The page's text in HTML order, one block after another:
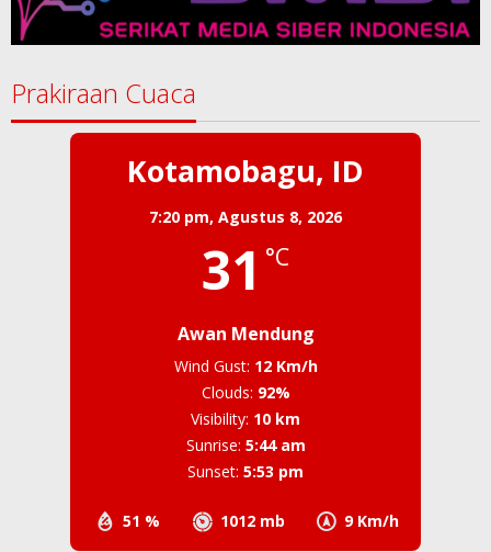
Prakiraan Cuaca
Kotamobagu, ID
7:20 pm, Agustus 8, 2026
31 °C
Awan Mendung
51 % 1012 mb 9 Km/h
Wind Gust: 12 Km/h
Clouds: 92%
Visibility: 10 km
Sunrise: 5:44 am
Sunset: 5:53 pm